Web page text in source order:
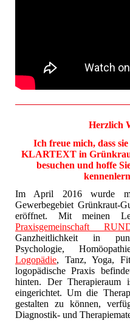
Herzlich
Ich freue mich, dass
KLARTEXT in
besuchen und hoffe
Im April 2016 wurde
Gewerbegebiet Grünkraut-
eröffnet. Mit meinen
Praxisgemeinschaft
Ganzheitlichkeit in
Psychologie,
Logopädie, Tanz, Yoga,
logopädische Praxis
hinten. Der Therapieraum
eingerichtet. Um die
gestalten zu können,
Diagnostik- und